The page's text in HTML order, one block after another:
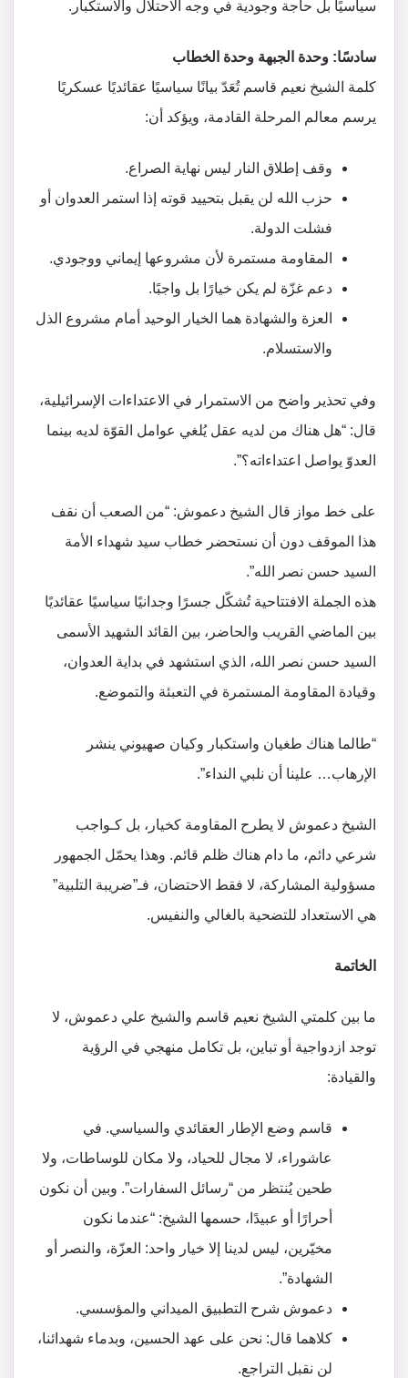
سياسيًا بل حاجة وجودية في وجه الاحتلال والاستكبار.
سادسًا: وحدة الجبهة وحدة الخطاب
كلمة الشيخ نعيم قاسم تُعَدّ بيانًا سياسيًا عقائديًا عسكريًا
يرسم معالم المرحلة القادمة، ويؤكد أن:
وقف إطلاق النار ليس نهاية الصراع.
حزب الله لن يقبل بتحييد قوته إذا استمر العدوان أو
فشلت الدولة.
المقاومة مستمرة لأن مشروعها إيماني ووجودي.
دعم غزّة لم يكن خيارًا بل واجبًا.
العزة والشهادة هما الخيار الوحيد أمام مشروع الذل
والاستسلام.
وفي تحذير واضح من الاستمرار في الاعتداءات الإسرائيلية،
قال: “هل هناك من لديه عقل يُلغي عوامل القوّة لديه بينما
العدوّ يواصل اعتداءاته؟”.
على خط مواز قال الشيخ دعموش: “من الصعب أن نقف
هذا الموقف دون أن نستحضر خطاب سيد شهداء الأمة
السيد حسن نصر الله”.
هذه الجملة الافتتاحية تُشكّل جسرًا وجدانيًا سياسيًا عقائديًا
بين الماضي القريب والحاضر، بين القائد الشهيد الأسمى
السيد حسن نصر الله، الذي استشهد في بداية العدوان،
وقيادة المقاومة المستمرة في التعبئة والتموضع.
“طالما هناك طغيان واستكبار وكيان صهيوني ينشر
الإرهاب… علينا أن نلبي النداء”.
الشيخ دعموش لا يطرح المقاومة كخيار، بل كـواجب
شرعي دائم، ما دام هناك ظلم قائم. وهذا يحمّل الجمهور
مسؤولية المشاركة، لا فقط الاحتضان، فـ”ضريبة التلبية”
هي الاستعداد للتضحية بالغالي والنفيس.
الخاتمة
ما بين كلمتي الشيخ نعيم قاسم والشيخ علي دعموش، لا
توجد ازدواجية أو تباين، بل تكامل منهجي في الرؤية
والقيادة:
قاسم وضع الإطار العقائدي والسياسي. في
عاشوراء، لا مجال للحياد، ولا مكان للوساطات، ولا
طحين يُنتظر من “رسائل السفارات”. وبين أن نكون
أحرارًا أو عبيدًا، حسمها الشيخ: “عندما نكون
مخيّرين، ليس لدينا إلا خيار واحد: العزّة، والنصر أو
الشهادة”.
دعموش شرح التطبيق الميداني والمؤسسي.
كلاهما قال: نحن على عهد الحسين، وبدماء شهدائنا،
لن نقبل التراجع.